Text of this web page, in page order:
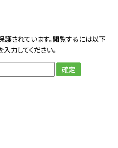
護されています。閲覧するには以下
力してください。